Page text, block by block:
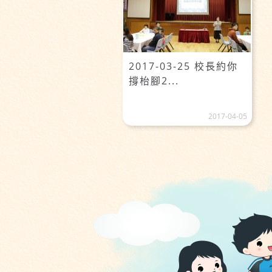
2017-03-25 校長約你
撐枱腳2...
2017-04-05